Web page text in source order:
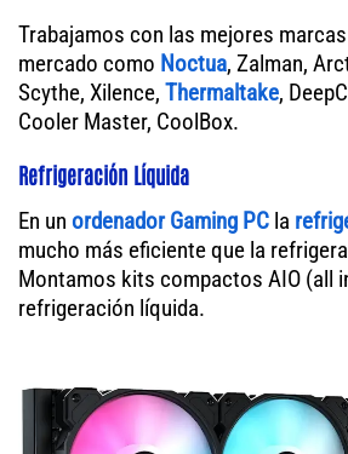
Trabajamos con las mejores
mercado como Noctua, Zalman,
Scythe, Xilence, Thermaltake,
Cooler Master, CoolBox.
Refrigeración Líquida
En un ordenador Gaming PC la
mucho más eficiente que la
Montamos kits compactos AIO (all
refrigeración líquida.